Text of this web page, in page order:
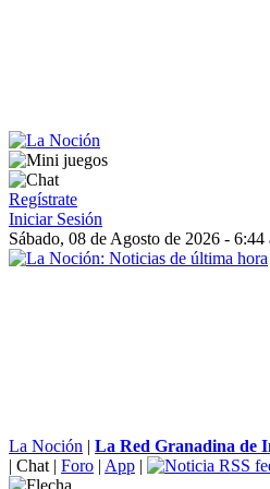
Regístrate
Iniciar Sesión
Sábado, 08 de Agosto de 2026 - 6:44
La Noción | La Red Granadina de
| Chat | Foro | App |